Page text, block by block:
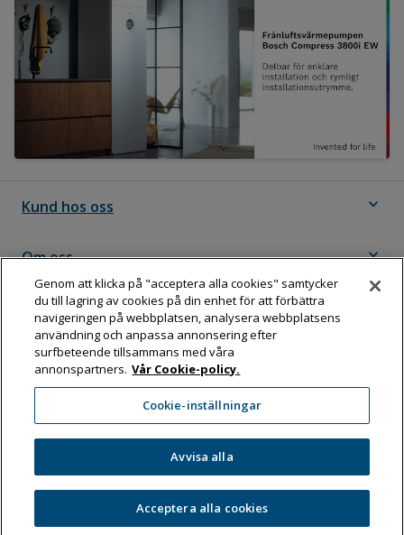
Kund hos oss expand_more
Om oss expand_more
Följ Dahl
Dahl Sverige AB
Box 11076, 161 11 BROMMA
Tel:08-583 595 00
Genom att klicka på "acceptera alla cookies" samtycker
du till lagring av cookies på din enhet för att förbättra
navigeringen på webbplatsen, analysera webbplatsens
användning och anpassa annonsering efter
surfbeteende tillsammans med våra
annonspartners. Vår Cookie-policy.
Cookie-inställningar
Avvisa alla
Acceptera alla cookies